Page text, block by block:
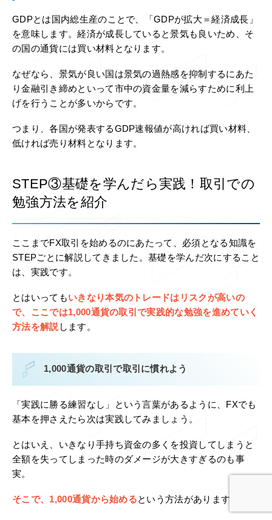
GDPとは国内総生産のことで、「GDPが拡大＝経済成長」
を意味します。経済が成長していると景気も良いため、そ
の国の通貨には買い材料となります。
なぜなら、景気が良い国は景気の過熱感を抑制するにあた
り金融引き締めといって市中の資金量を減らすために利上
げを行うことが多いからです。
つまり、各国が発表するGDP速報値が高ければ買い材料、
低ければ売り材料となります。
STEP③基礎を学んだら実践！取引での
勉強方法を紹介
ここまでFX取引を始めるのにあたって、必須となる知識を
STEPごとに解説してきました。基礎を学んだ次にすること
は、実践です。
とはいってもいきなり本気のトレードはリスクが高いの
で、ここでは1,000通貨の取引で実践的な勉強を進めていく
方法を解説します。
1,000通貨の取引で取引に慣れよう
「実践に勝る練習なし」という言葉があるように、FXでも
基本を押さえたら次は実践してみましょう。
とはいえ、いきなり手持ち資金の多くを投資してしまうと
全額を失ってしまった時のダメージが大きすぎるのも事
実。
そこで、1,000通貨から始めるという方法があります。